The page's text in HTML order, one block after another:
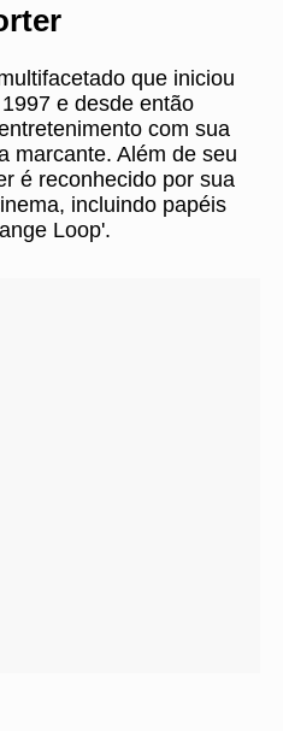
que iniciou
e desde então
com sua
marcante. Além de seu
é reconhecido por sua
incluindo papéis
Loop'.